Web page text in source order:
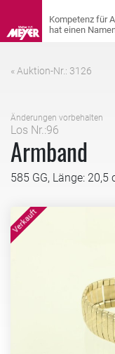
« Auktion-Nr.: 3126
Änderungen vorbehalten
Los Nr.:96
Armband
585 GG, Länge: